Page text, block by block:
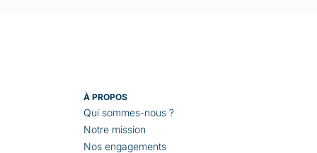
À PROPOS
Qui sommes-nous ?
Notre mission
Nos engagements